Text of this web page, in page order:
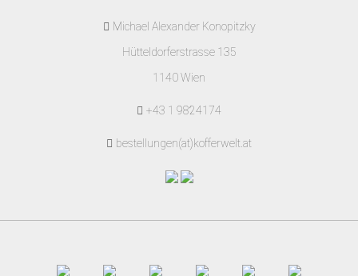
Michael Alexander Konopitzky
Hütteldorferstrasse 135
1140 Wien
+43 1 9824174
bestellungen(at)kofferwelt.at